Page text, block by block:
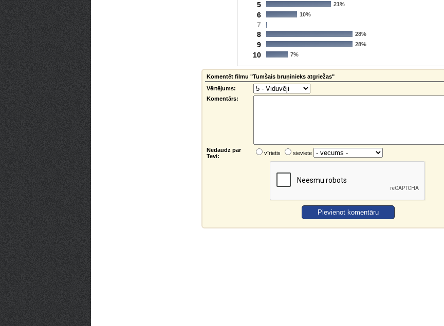
5 21%
6 10%
7
8
28%
9 28%
10 7%
Komentēt filmu "Tumšais bruņinieks atgriežas"
Vērtējums:
Komentārs:
Nedaudz par
Tevi:
vīrietis sieviete